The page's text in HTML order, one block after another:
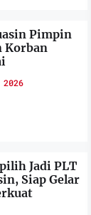
Pimpin
Korban
Jadi PLT
Siap Gelar